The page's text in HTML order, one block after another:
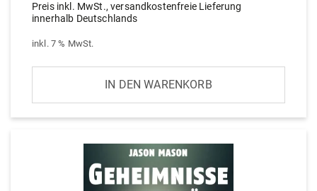
Preis inkl. MwSt., versandkostenfreie Lieferung
innerhalb Deutschlands
inkl. 7 % MwSt.
IN DEN WARENKORB